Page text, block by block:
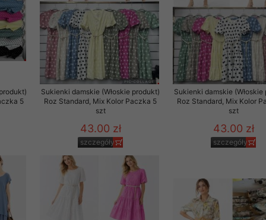
5
Sukienki damskie (Włoskie produkt)
Roz Standard, Mix Kolor Paczka 5
szt
43.00 zł
szczegóły
Sukienki damskie (Włoskie
Roz Standard, Mix Kolor
szt
43.00 zł
szczegóły
udzielonego przez
sierpnia 1997 r. o
przechowujemy na
jedynie uprawnieni
swoich danych w celu
osobom trzecim,
na podstawie
komputerze Klienta
naszej oferty do
internetowej
tych plików
na komputerze